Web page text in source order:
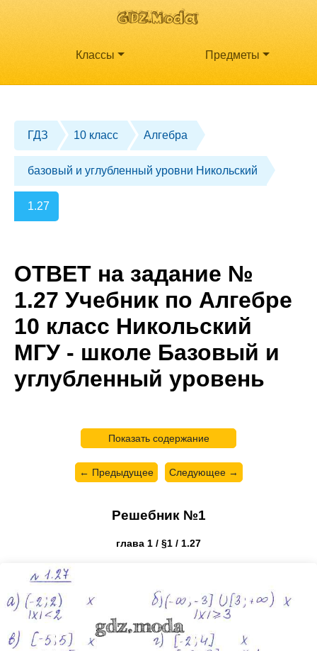
Классы Предметы
ГДЗ 10 класс Алгебра
базовый и углубленный уровни Никольский
1.27
ОТВЕТ на задание №
1.27 Учебник по Алгебре
10 класс Никольский
МГУ - школе Базовый и
углубленный уровень
Показать содержание
← Предыдущее Следующее →
Решебник №1
глава 1 / §1 / 1.27